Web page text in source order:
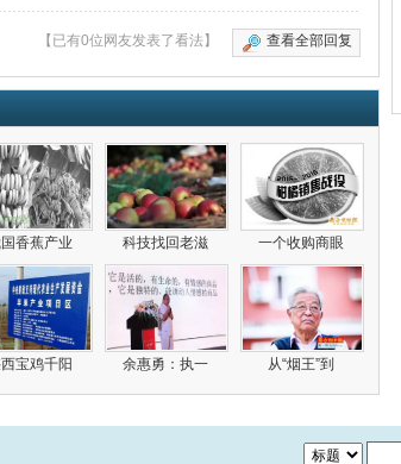
查看全部回复
【已有0位网友发表了看法】
香蕉产业 科技找回老滋 一个收购商眼
宝鸡千阳 余惠勇：执一 从“烟王”到